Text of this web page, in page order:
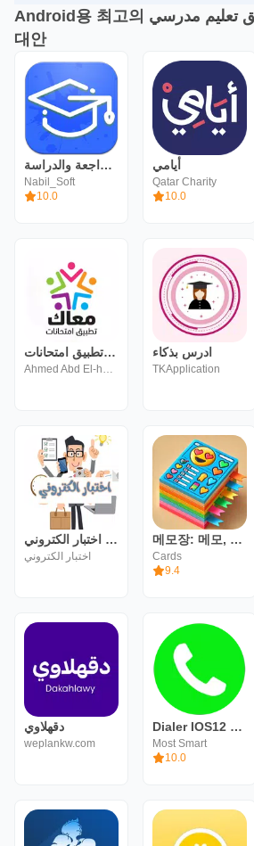
Android용 최고의 درع التفوق - تطبيق تعليم مدرسي
대안
تنظيم المراجعة والدراسة
Nabil_Soft
10.0
أيامي
Qatar Charity
10.0
معاك - تطبيق امتحانات
Ahmed Abd El-hamid
ادرس بذكاء
TKApplication
تطبيق اختبار الكتروني
اختبار الكتروني
메모장: 메모, 구성, PIN
Cards
9.4
دقهلاوي
weplankw.com
Dialer IOS12 style
Most Smart
10.0